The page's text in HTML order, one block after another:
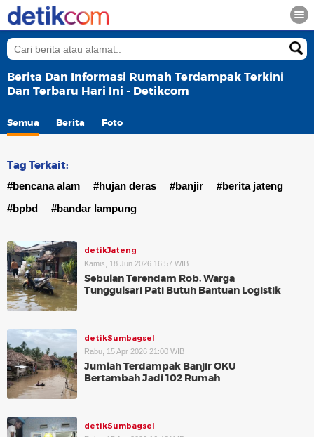
Berita Dan Informasi Rumah Terdampak Terkini
Dan Terbaru Hari Ini - Detikcom
Semua Berita Foto
Tag Terkait:
#bencana alam #hujan deras #banjir
#berita jateng
#bpbd
#bandar lampung
detikJateng
Kamis, 18 Jun 2026 16:57 WIB
Sebulan Terendam Rob, Warga
Tunggulsari Pati Butuh Bantuan Logistik
detikSumbagsel
Rabu, 15 Apr 2026 21:00 WIB
Jumlah Terdampak Banjir OKU
Bertambah Jadi 102 Rumah
detikSumbagsel